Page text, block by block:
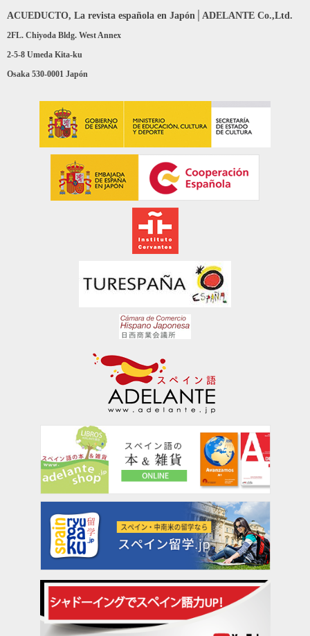
ACUEDUCTO, La revista española en Japón│ADELANTE Co.,Ltd.
2FL. Chiyoda Bldg. West Annex
2-5-8 Umeda Kita-ku
Osaka 530-0001 Japón